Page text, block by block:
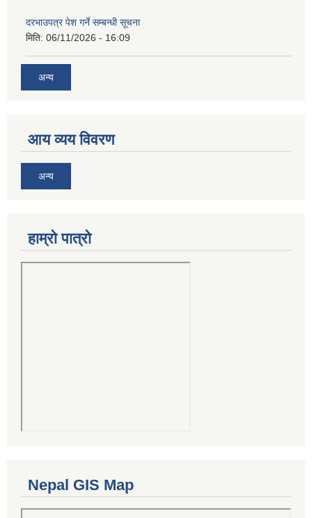
दरभाउपत्र पेश गर्ने सम्बन्धी सूचना
मिति: 06/11/2026 - 16:09
अन्य
आय व्यय विवरण
अन्य
हाम्रो पात्रो
Nepal GIS Map